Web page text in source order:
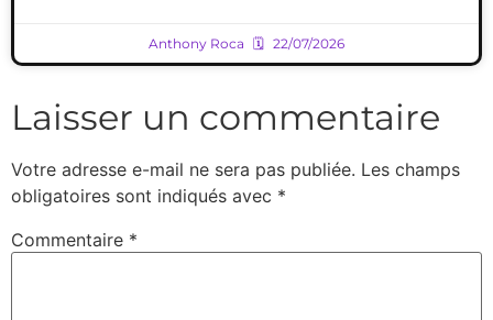
Anthony Roca 22/07/2026
Laisser un commentaire
Votre adresse e-mail ne sera pas publiée. Les champs
obligatoires sont indiqués avec *
Commentaire *